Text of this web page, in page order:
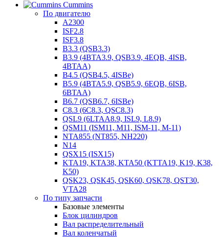
Cummins
По двигателю
A2300
ISF2.8
ISF3.8
B3.3 (QSB3.3)
B3.9 (4BTA3.9, QSB3.9, 4EQB, 4ISB,
4BTAA)
B4.5 (QSB4.5, 4ISBe)
B5.9 (4BTA5.9, QSB5.9, 6EQB, 6ISB,
6BTAA)
B6.7 (QSB6.7, 6ISBe)
C8.3 (6C8.3, QSC8.3)
QSL9 (6LTAA8.9, ISL9, L8.9)
QSM11 (ISM11, M11, ISM-11, M-11)
NTA855 (NT855, NH220)
N14
QSX15 (ISX15)
KTA19, KTA38, KTA50 (KTTA19, K19, K38,
K50)
QSK23, QSK45, QSK60, QSK78, QST30,
VTA28
По типу запчасти
Базовые элементы
Блок цилиндров
Вал распределительный
Вал коленчатый